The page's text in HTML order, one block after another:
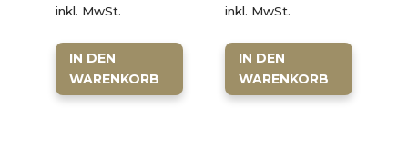
inkl. MwSt.
IN DEN
WARENKORB
inkl. MwSt.
IN DEN
WARENKORB